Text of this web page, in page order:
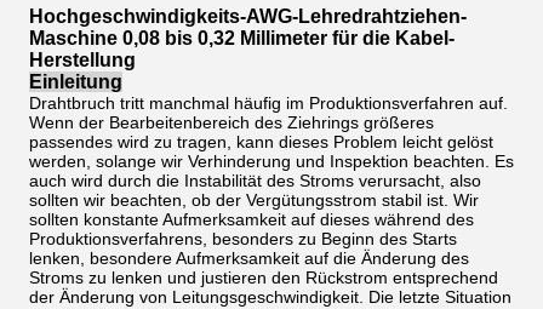
Hochgeschwindigkeits-AWG-Lehredrahtziehen-
Maschine 0,08 bis 0,32 Millimeter für die Kabel-
Herstellung
Einleitung
Drahtbruch tritt manchmal häufig im Produktionsverfahren auf.
Wenn der Bearbeitenbereich des Ziehrings größeres
passendes wird zu tragen, kann dieses Problem leicht gelöst
werden, solange wir Verhinderung und Inspektion beachten. Es
auch wird durch die Instabilität des Stroms verursacht, also
sollten wir beachten, ob der Vergütungsstrom stabil ist. Wir
sollten konstante Aufmerksamkeit auf dieses während des
Produktionsverfahrens, besonders zu Beginn des Starts
lenken, besondere Aufmerksamkeit auf die Änderung des
Stroms zu lenken und justieren den Rückstrom entsprechend
der Änderung von Leitungsgeschwindigkeit. Die letzte Situation